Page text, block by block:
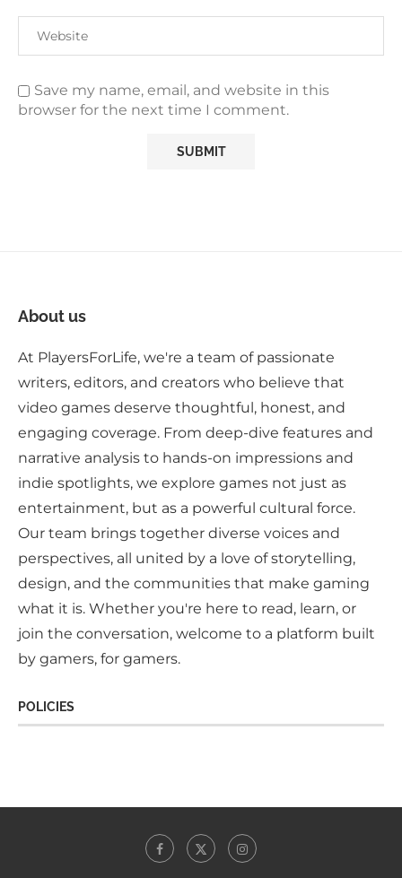
Save my name, email, and website in this
browser for the next time I comment.
About us
At PlayersForLife, we're a team of passionate
writers, editors, and creators who believe that
video games deserve thoughtful, honest, and
engaging coverage. From deep-dive features and
narrative analysis to hands-on impressions and
indie spotlights, we explore games not just as
entertainment, but as a powerful cultural force.
Our team brings together diverse voices and
perspectives, all united by a love of storytelling,
design, and the communities that make gaming
what it is. Whether you're here to read, learn, or
join the conversation, welcome to a platform built
by gamers, for gamers.
POLICIES